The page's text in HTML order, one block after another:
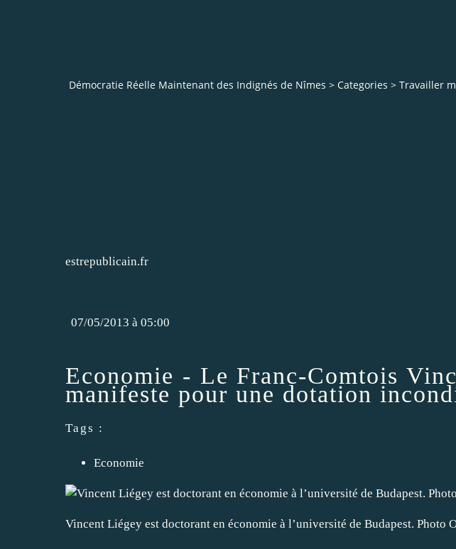
Démocratie Réelle Maintenant des Indignés de Nîmes > Categories > Travailler
estrepublicain.fr
07/05/2013 à 05:00
Economie - Le Franc-Comtois
manifeste pour une dotation
Tags :
Economie
Vincent Liégey est doctorant en économie à l’université de Budapest. Photo